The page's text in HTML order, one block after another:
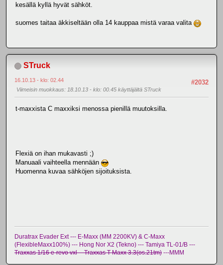
kesällä kyllä hyvät sähköt.
suomes taitaa äkkiseltään olla 14 kauppaa mistä varaa valita
STruck
#2032
16.10.13 - klo: 02.44
Viimeisin muokkaus: 18.10.13 - klo: 00.45 käyttäjältä STruck
t-maxxista C maxxiksi menossa pienillä muutoksilla.
Flexiä on ihan mukavasti ;)
Manuaali vaihteella mennään
Huomenna kuvaa sähköjen sijoituksista.
Duratrax Evader Ext --- E-Maxx (MM 2200KV) & C-Maxx
(FlexibleMaxx100%) --- Hong Nor X2 (Tekno) --- Tamiya TL-01/B ---
Traxxas 1/16 e-revo vxl -- Traxxas T-Maxx 3.3(os.21tm) ---MMM